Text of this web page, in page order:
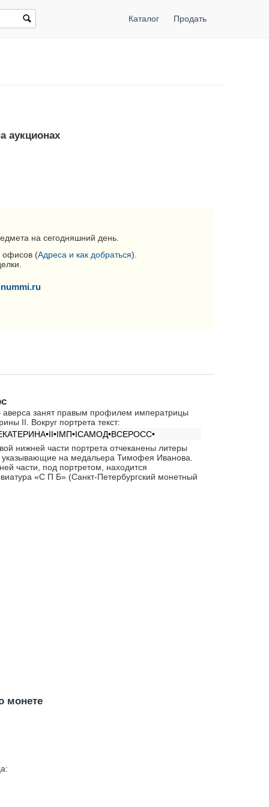
Каталог Продать
аукционах
на сегодняшний день.
офисов (Адреса и как добраться).
аверса занят правым профилем императрицы
II. Вокруг портрета текст:
нижней части портрета отчеканены литеры
указывающие на медальера Тимофея Иванова.
части, под портретом, находится
«С П Б» (Санкт-Петербургский монетный
монете